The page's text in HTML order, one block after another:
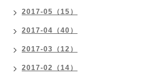
2017-05（15）
2017-04（40）
2017-03（12）
2017-02（14）